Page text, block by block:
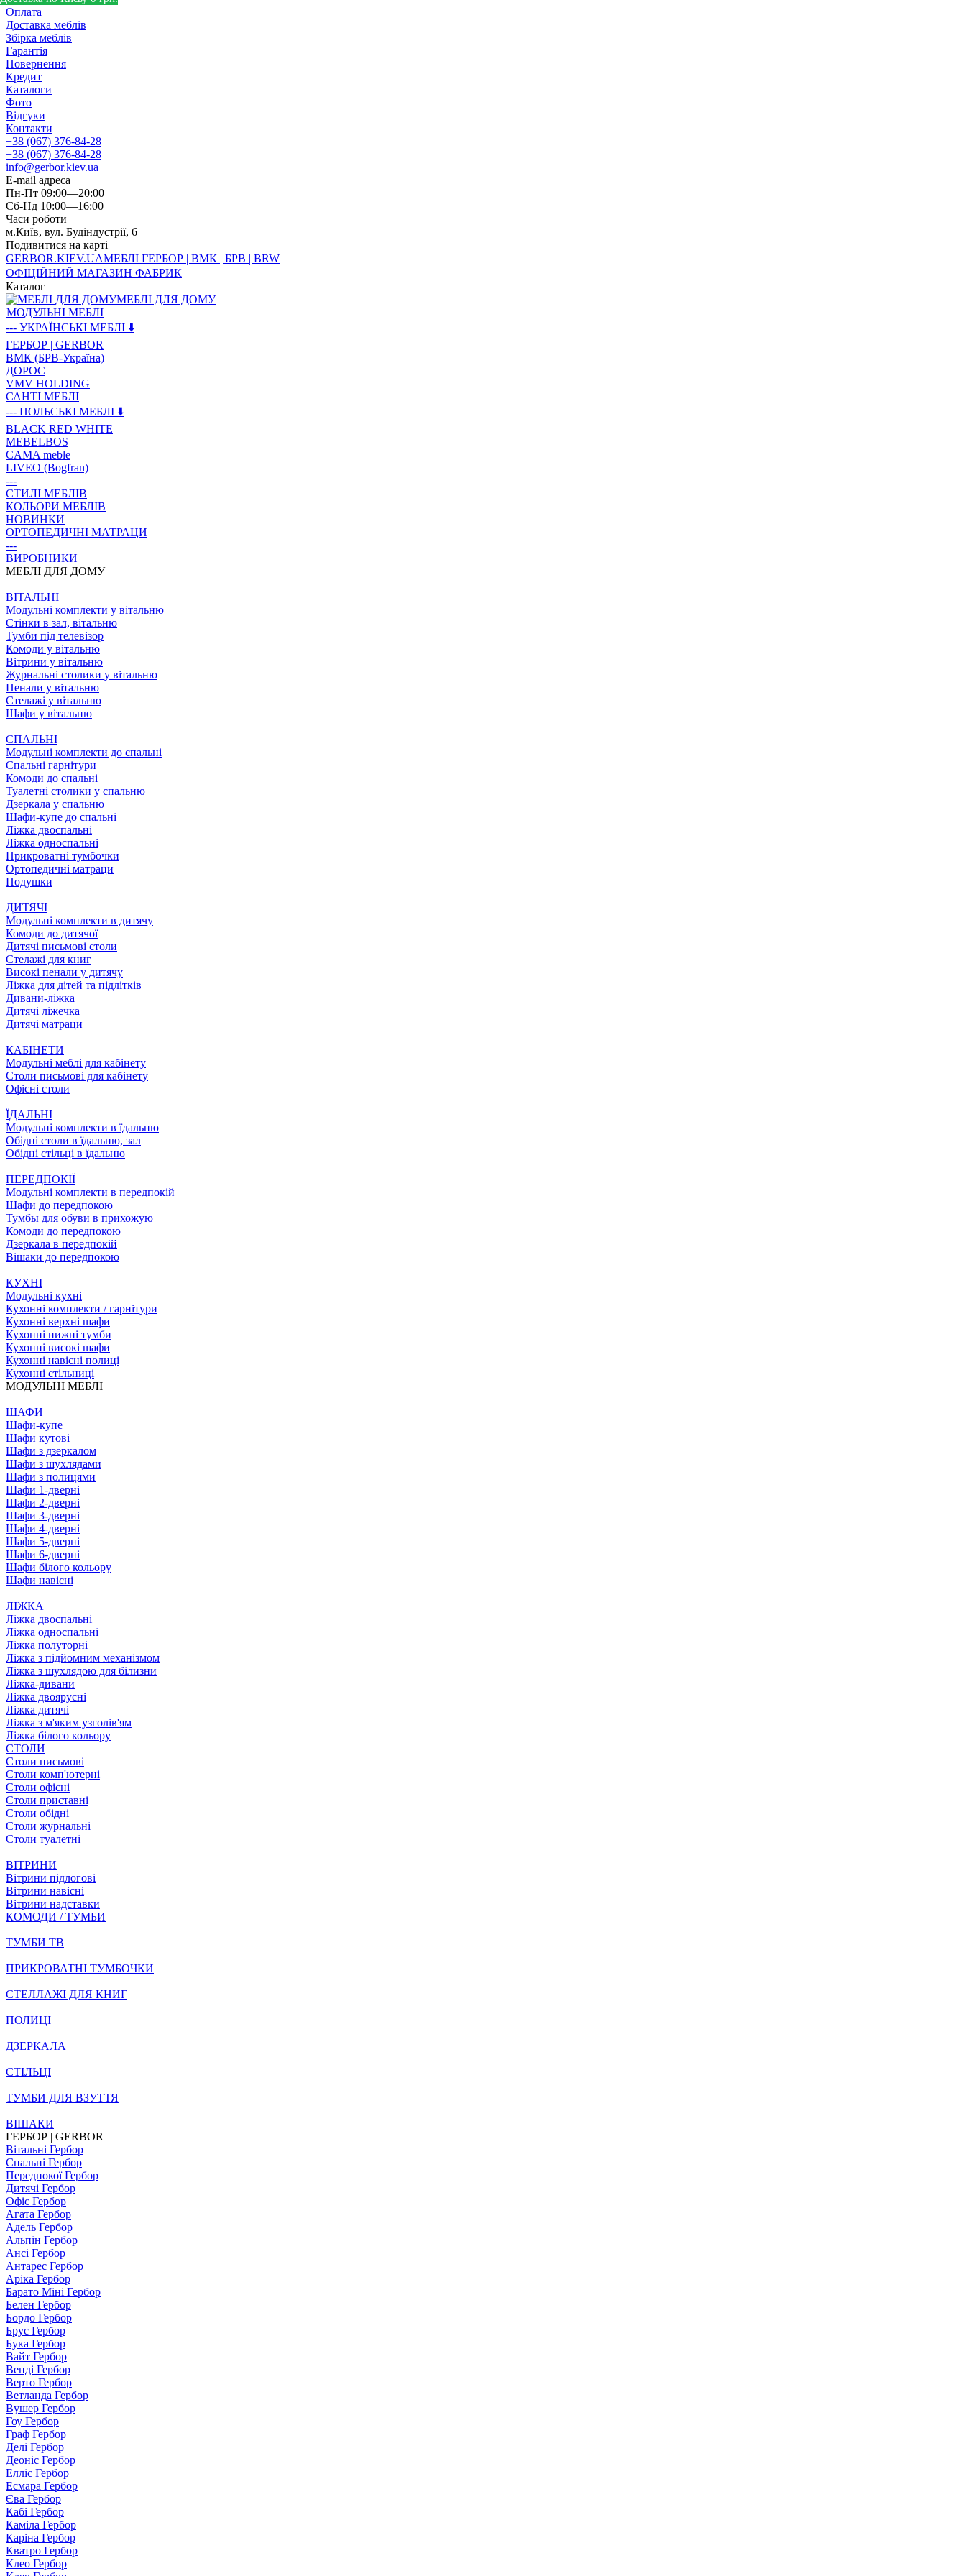
Оплата
Доставка меблів
Збірка меблів
Гарантія
Повернення
Кредит
Каталоги
Фото
Відгуки
Контакти
+38 (067) 376-84-28
+38 (067) 376-84-28
info@gerbor.kiev.ua
E-mail адреса
Пн-Пт 09:00—20:00
Сб-Нд 10:00—16:00
Часи роботи
м.Київ, вул. Будіндустрії, 6
Подивитися на карті
GERBOR.KIEV.UAМЕБЛI ГЕРБОР | ВМК | БРВ | BRW
ОФІЦІЙНИЙ МАГАЗИН ФАБРИК
Каталог
МЕБЛІ ДЛЯ ДОМУ
МОДУЛЬНІ МЕБЛІ
--- УКРАЇНСЬКІ МЕБЛІ ⬇️
ГЕРБОР | GERBOR
ВМК (БРВ-Україна)
ДОРОС
VMV HOLDING
САНТІ МЕБЛІ
--- ПОЛЬСЬКІ МЕБЛІ ⬇️
BLACK RED WHITE
MEBELBOS
CAMA meble
LIVEO (Bogfran)
---
СТИЛІ МЕБЛІВ
КОЛЬОРИ МЕБЛІВ
НОВИНКИ
ОРТОПЕДИЧНІ МАТРАЦИ
---
ВИРОБНИКИ
МЕБЛІ ДЛЯ ДОМУ
ВIТАЛЬНI
Модульні комплекти у вітальню
Стінки в зал, вітальню
Тумби під телевізор
Комоди у вітальню
Вітрини у вітальню
Журнальні столики у вітальню
Пенали у вітальню
Стелажі у вітальню
Шафи у вітальню
СПАЛЬНІ
Модульні комплекти до спальні
Спальні гарнітури
Комоди до спальні
Туалетні столики у спальню
Дзеркала у спальню
Шафи-купе до спальні
Ліжка двоспальні
Ліжка односпальні
Прикроватні тумбочки
Ортопедичні матраци
Подушки
ДИТЯЧІ
Модульні комплекти в дитячу
Комоди до дитячої
Дитячі письмові столи
Стелажі для книг
Високі пенали у дитячу
Ліжка для дітей та підлітків
Дивани-ліжка
Дитячі ліжечка
Дитячі матраци
КАБІНЕТИ
Модульні меблі для кабінету
Столи письмові для кабінету
Офісні столи
ЇДАЛЬНI
Модульні комплекти в їдальню
Обідні столи в їдальню, зал
Обідні стільці в їдальню
ПЕРЕДПОКІЇ
Модульні комплекти в передпокій
Шафи до передпокою
Тумбы для обуви в прихожую
Комоди до передпокою
Дзеркала в передпокій
Вішаки до передпокою
КУХНІ
Модульні кухні
Кухонні комплекти / гарнітури
Кухонні верхні шафи
Кухонні нижні тумби
Кухонні високі шафи
Кухонні навісні полиці
Кухонні стільниці
МОДУЛЬНІ МЕБЛІ
ШАФИ
Шафи-купе
Шафи кутові
Шафи з дзеркалом
Шафи з шухлядами
Шафи з полицями
Шафи 1-дверні
Шафи 2-дверні
Шафи 3-дверні
Шафи 4-дверні
Шафи 5-дверні
Шафи 6-дверні
Шафи білого кольору
Шафи навісні
ЛІЖКА
Ліжка двоспальні
Ліжка односпальні
Ліжка полуторні
Ліжка з підйомним механізмом
Ліжка з шухлядою для білизни
Ліжка-дивани
Ліжка двоярусні
Ліжка дитячі
Ліжка з м'яким узголів'ям
Ліжка білого кольору
СТОЛИ
Столи письмові
Столи комп'ютерні
Столи офісні
Столи приставні
Столи обідні
Столи журнальні
Столи туалетні
ВІТРИНИ
Вітрини підлогові
Вітрини навісні
Вітрини надставки
КОМОДИ / ТУМБИ
ТУМБИ ТВ
ПРИКРОВАТНІ ТУМБОЧКИ
СТЕЛЛАЖІ ДЛЯ КНИГ
ПОЛИЦІ
ДЗЕРКАЛА
СТІЛЬЦI
ТУМБИ ДЛЯ ВЗУТТЯ
ВІШАКИ
ГЕРБОР | GERBOR
Вітальні Гербор
Спальні Гербор
Передпокої Гербор
Дитячі Гербор
Офіс Гербор
Агата Гербор
Адель Гербор
Альпін Гербор
Ансі Гербор
Антарес Гербор
Аріка Гербор
Барато Міні Гербор
Белен Гербор
Бордо Гербор
Брус Гербор
Бука Гербор
Вайт Гербор
Венді Гербор
Верто Гербор
Ветланда Гербор
Вушер Гербор
Гоу Гербор
Граф Гербор
Делі Гербор
Деоніс Гербор
Елліс Гербор
Есмара Гербор
Єва Гербор
Кабі Гербор
Каміла Гербор
Каріна Гербор
Кватро Гербор
Клео Гербор